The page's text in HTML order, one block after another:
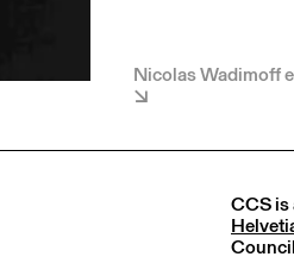
Nicolas Wadimoff
CCS is